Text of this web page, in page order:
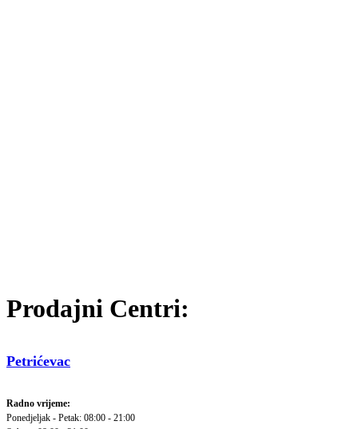
Prodajni Centri:
Petrićevac
Radno vrijeme:
Ponedjeljak - Petak: 08:00 - 21:00